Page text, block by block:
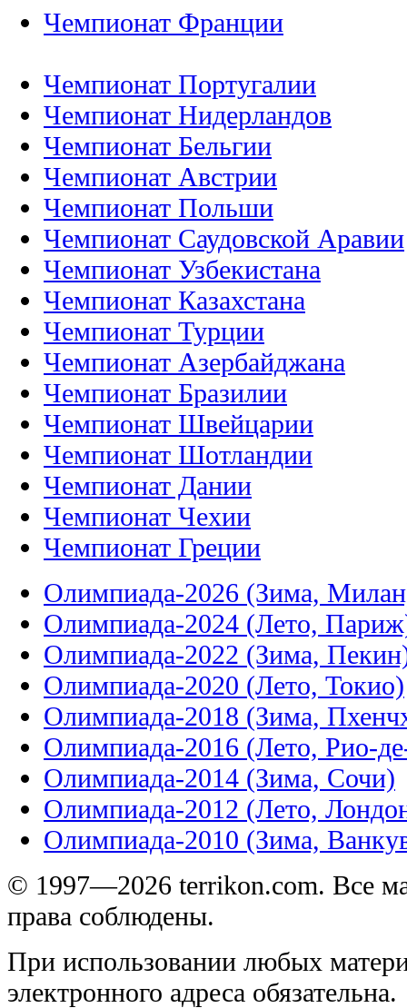
Чемпионат Франции
Чемпионат Португалии
Чемпионат Нидерландов
Чемпионат Бельгии
Чемпионат Австрии
Чемпионат Польши
Чемпионат Саудовской Аравии
Чемпионат Узбекистана
Чемпионат Казахстана
Чемпионат Турции
Чемпионат Азербайджана
Чемпионат Бразилии
Чемпионат Швейцарии
Чемпионат Шотландии
Чемпионат Дании
Чемпионат Чехии
Чемпионат Греции
Олимпиада-2026 (Зима,
Олимпиада-2024 (Лето,
Олимпиада-2022 (Зима,
Олимпиада-2020 (Лето, Токио)
Олимпиада-2018 (Зима,
Олимпиада-2016 (Лето, Рио-
Олимпиада-2014 (Зима, Сочи)
Олимпиада-2012 (Лето,
Олимпиада-2010 (Зима,
© 1997—2026 terrikon.com. Все
права соблюдены.
При использовании любых
электронного адреса обязательна.